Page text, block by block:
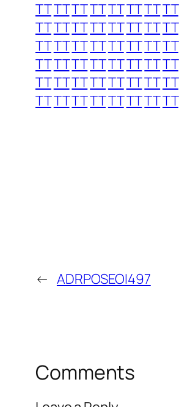
TTTTTTTTTTTTTTTT
TTTTTTTTTTTTTTTT
TTTTTTTTTTTTTTTT
TTTTTTTTTTTTTTTT
TTTTTTTTTTTTTTTT
TTTTTTTTTTTTTTTT
← ADRPOSEOI497
Comments